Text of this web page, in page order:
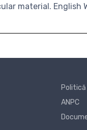
material. English
Politică
ANPC